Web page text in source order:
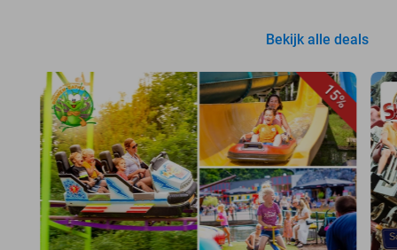
Bekijk alle deals
15%